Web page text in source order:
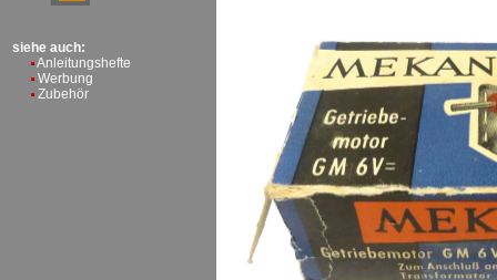
siehe auch:
Anleitungshefte
Werbung
Zubehör